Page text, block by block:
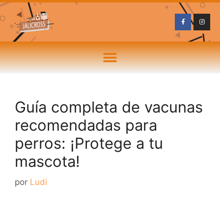
Guía completa de vacunas
recomendadas para
perros: ¡Protege a tu
mascota!
por Ludi